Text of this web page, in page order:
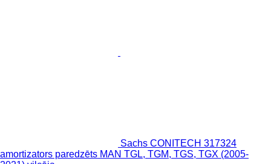
Sachs CONITECH 317324
amortizators paredzēts MAN TGL, TGM, TGS, TGX (2005-